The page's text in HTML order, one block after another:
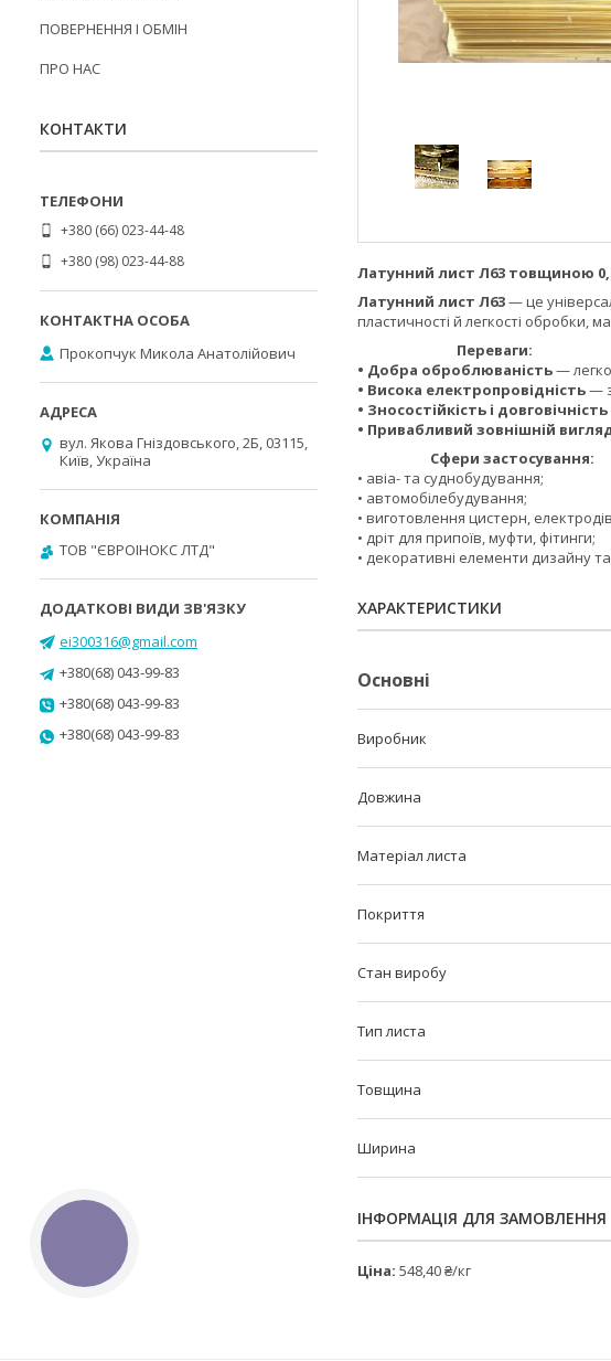
Латунний лист Л63 товщиною
Латунний лист Л63— це
пластичності й легкості обробки,
Переваги:
• Добра оброблюваність—
• Висока електропровідність—
• Зносостійкість і довговічність
• Привабливий зовнішній
Сфери застосування:
• авіа- та суднобудування;
• автомобілебудування;
• виготовлення цистерн,
• дріт для припоїв, муфти, фітинги;
• декоративні елементи дизайну та
ХАРАКТЕРИСТИКИ
Основні
Виробник
Довжина
Матеріал листа
Покриття
Стан виробу
Тип листа
Товщина
Ширина
ІНФОРМАЦІЯ ДЛЯ ЗАМОВЛЕННЯ
Ціна: 548,40 ₴/кг
ПОВЕРНЕННЯ І ОБМІН
ПРО НАС
КОНТАКТИ
+380 (66) 023-44-48
+380 (98) 023-44-88
Прокопчук Микола Анатолійович
вул. Якова Гніздовського, 2Б, 03115,
Київ, Україна
ТОВ "ЄВРОІНОКС ЛТД"
ei300316@gmail.com
+380(68) 043-99-83
+380(68) 043-99-83
+380(68) 043-99-83